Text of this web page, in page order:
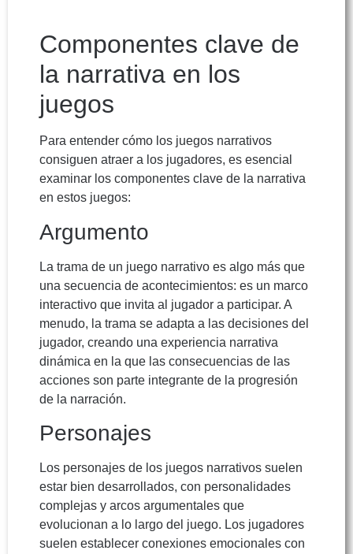
Componentes clave de
la narrativa en los
juegos
Para entender cómo los juegos narrativos
consiguen atraer a los jugadores, es esencial
examinar los componentes clave de la narrativa
en estos juegos:
Argumento
La trama de un juego narrativo es algo más que
una secuencia de acontecimientos: es un marco
interactivo que invita al jugador a participar. A
menudo, la trama se adapta a las decisiones del
jugador, creando una experiencia narrativa
dinámica en la que las consecuencias de las
acciones son parte integrante de la progresión
de la narración.
Personajes
Los personajes de los juegos narrativos suelen
estar bien desarrollados, con personalidades
complejas y arcos argumentales que
evolucionan a lo largo del juego. Los jugadores
suelen establecer conexiones emocionales con